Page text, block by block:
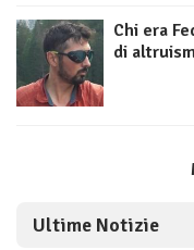
Chi era
di
Ultime Notizie